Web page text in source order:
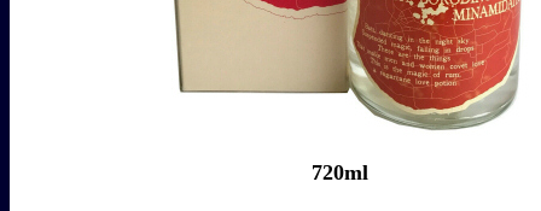
720ml